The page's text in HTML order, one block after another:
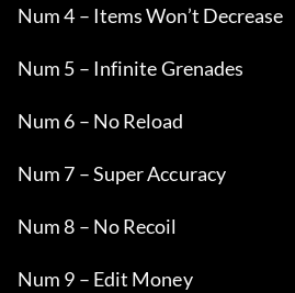
Num 4 – Items Won’t Decrease
Num 5 – Infinite Grenades
Num 6 – No Reload
Num 7 – Super Accuracy
Num 8 – No Recoil
Num 9 – Edit Money